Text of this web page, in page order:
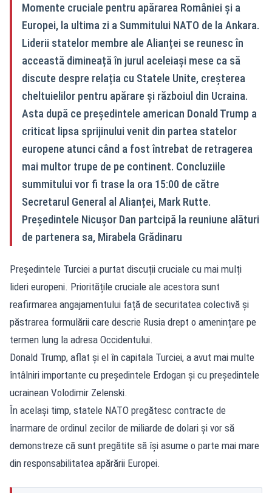
Momente cruciale pentru apărarea României și a
Europei, la ultima zi a Summitului NATO de la Ankara.
Liderii statelor membre ale Alianței se reunesc în
acceastă dimineață în jurul aceleiași mese ca să
discute despre relația cu Statele Unite, creșterea
cheltuielilor pentru apărare și războiul din Ucraina.
Asta după ce președintele american Donald Trump a
criticat lipsa sprijinului venit din partea statelor
europene atunci când a fost întrebat de retragerea
mai multor trupe de pe continent. Concluziile
summitului vor fi trase la ora 15:00 de către
Secretarul General al Alianței, Mark Rutte.
Președintele Nicușor Dan partcipă la reuniune alături
de partenera sa, Mirabela Grădinaru
Președintele Turciei a purtat discuții cruciale cu mai mulți
lideri europeni. Prioritățile cruciale ale acestora sunt
reafirmarea angajamentului față de securitatea colectivă și
păstrarea formulării care descrie Rusia drept o amenințare pe
termen lung la adresa Occidentului.
Donald Trump, aflat și el în capitala Turciei, a avut mai multe
întâlniri importante cu președintele Erdogan și cu președintele
ucrainean Volodimir Zelenski.
În același timp, statele NATO pregătesc contracte de
înarmare de ordinul zecilor de miliarde de dolari și vor să
demonstreze că sunt pregătite să își asume o parte mai mare
din responsabilitatea apărării Europei.